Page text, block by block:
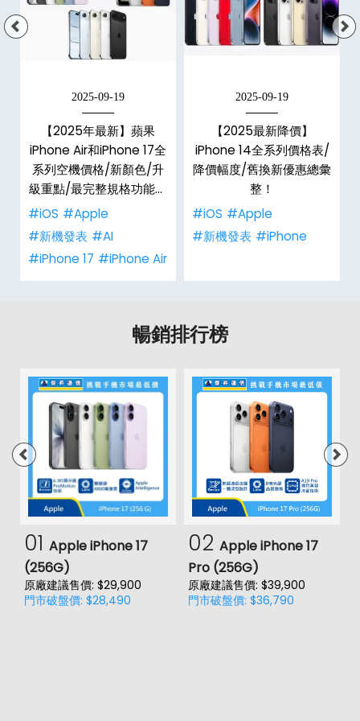
2025-09-19
【2025年最新】蘋果
iPhone Air和iPhone 17全
系列空機價格/新顏色/升
級重點/最完整規格功能懶
人包！
#iOS #Apple
#新機發表 #AI
#iPhone 17 #iPhone Air
2025-09-19
【2025最新降價】
iPhone 14全系列價格表/
降價幅度/舊換新優惠總彙
整！
#iOS #Apple
#新機發表 #iPhone
暢銷排行榜
01 Apple iPhone 17
(256G)
原廠建議售價: $29,900
門市破盤價: $28,490
02 Apple iPhone 17
Pro (256G)
原廠建議售價: $39,900
門市破盤價: $36,790